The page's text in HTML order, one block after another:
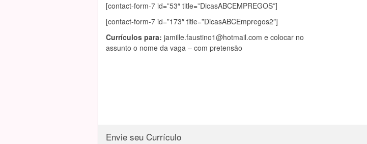
[contact-form-7 id=”53″ title=”DicasABCEMPREGOS”]
[contact-form-7 id=”173″ title=”DicasABCEmpregos2″]
Currículos para: jamille.faustino1@hotmail.com e colocar no
assunto o nome da vaga – com pretensão
Envie seu Currículo